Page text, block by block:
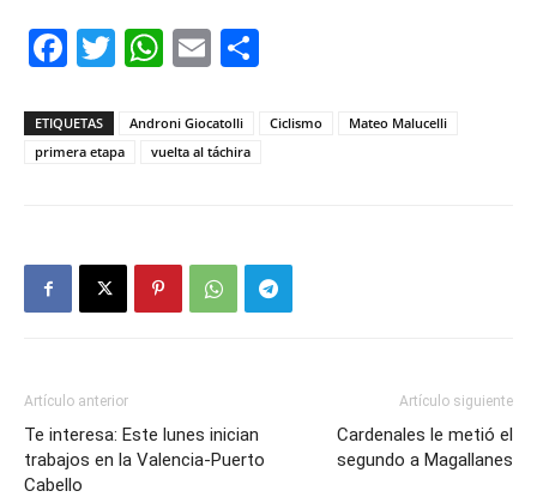
Facebook
Twitter
WhatsApp
Email
ETIQUETAS Androni Giocatolli Ciclismo
Mateo Malucelli
primera etapa
vuelta al táchira
Artículo anterior
Te interesa: Este lunes inician
trabajos en la Valencia-Puerto
Cabello
Artículo siguiente
Cardenales le metió el
segundo a Magallanes